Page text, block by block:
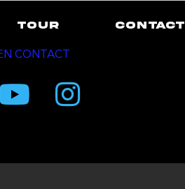
TOUR CONTACT
CONTACT